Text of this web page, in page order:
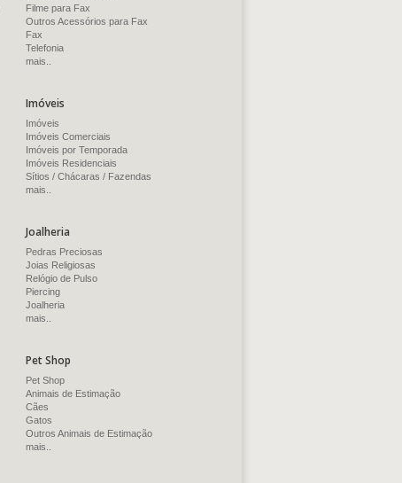
Filme para Fax
Outros Acessórios para Fax
Fax
Telefonia
mais..
Imóveis
Imóveis
Imóveis Comerciais
Imóveis por Temporada
Imóveis Residenciais
Sítios / Chácaras / Fazendas
mais..
Joalheria
Pedras Preciosas
Joias Religiosas
Relógio de Pulso
Piercing
Joalheria
mais..
Pet Shop
Pet Shop
Animais de Estimação
Cães
Gatos
Outros Animais de Estimação
mais..